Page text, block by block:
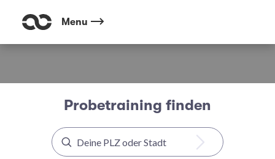
Menu
Probetraining finden